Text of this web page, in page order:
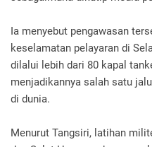
Ia menyebut pengawasan
keselamatan pelayaran di
dilalui lebih dari 80 kapal
menjadikannya salah satu
di dunia.
Menurut Tangsiri, latihan